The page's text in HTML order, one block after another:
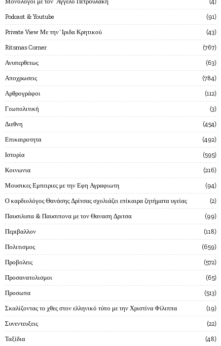
Podcast & Youtube 91
Private View Με την`Ιριδα Κρητικού 43
Ritsmas Corner 767
Ανυπερθετως 63
Αποχρωσεις 784
Αρθρογράφοι 112
Γεωπολιτική 3
Διεθνη 454
Επικαιροτητα 492
Ιστορία 595
Κοινωνια 216
Μουσικες Εμπειριες με την Εφη Αγραφιωτη 94
Ο καρδιολόγος Θανάσης Δρίτσας σχολιάζει επίκαιρα ζητήματα υγείας 2
Παυσιλυπα & Παυσιπονα με τον Θαναση Δριτσα 99
Περιβαλλον 118
Πολιτισμος 659
Προβολεις 572
Προσανατολισμοι 65
Προσωπα 513
Σκαλίζοντας το χθες στον ελληνικό τύπο με την Χριστίνα Φίλιππα 19
Συνεντευξεις 22
Ταξίδια 48